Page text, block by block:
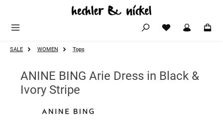
Zum Hauptinhalt springen
SALE WOMEN Tops
ANINE BING Arie Dress in Black &
Ivory Stripe